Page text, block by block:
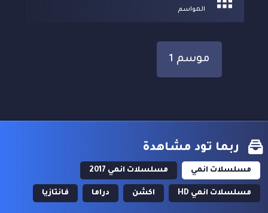
المواسم
موسم 1
ربما تود مشاهدة
مسلسلات انمي مسلسلات انمي 2017
مسلسلات انمي HD اكشن دراما فانتازيا